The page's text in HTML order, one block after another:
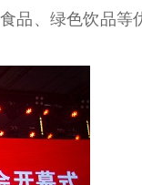
品、绿色饮品等